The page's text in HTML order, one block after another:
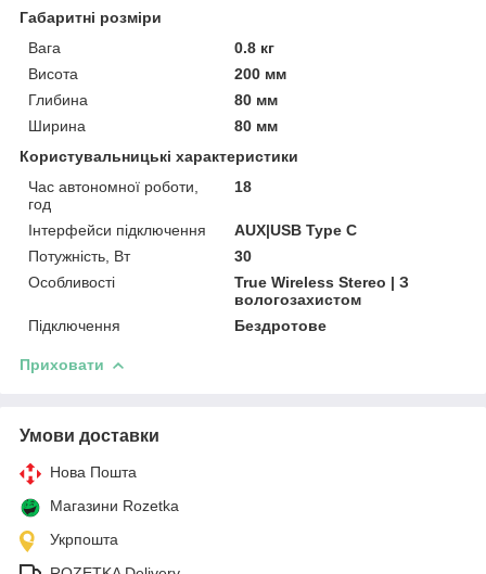
Габаритні розміри
Вага
0.8 кг
Висота
200 мм
Глибина
80 мм
Ширина
80 мм
Користувальницькі характеристики
Час автономної роботи,
год
18
Інтерфейси підключення
AUX|USB Type C
Потужність, Вт
30
Особливості
True Wireless Stereo | З
вологозахистом
Підключення
Бездротове
Приховати
Умови доставки
Нова Пошта
Магазини Rozetka
Укрпошта